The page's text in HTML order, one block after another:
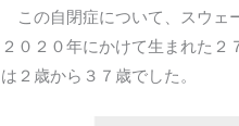
この自閉症について、スウェ
２０２０年にかけて生まれた
は２歳から３７歳でした。